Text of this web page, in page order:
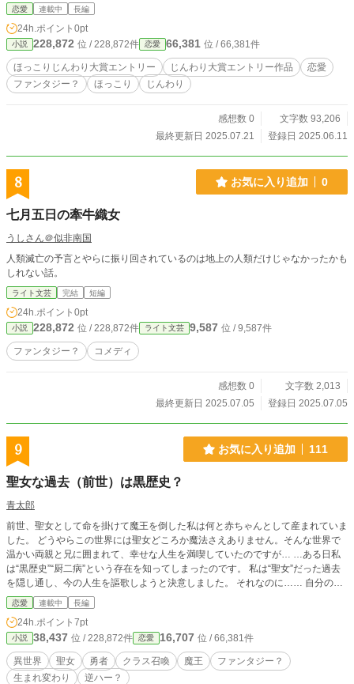
り無数の世界が終わりを迎えようとしている。 神使の二人は
カタラレヌ・クロニクル 急ノ章 ｜終末論《エスカトロジ
ー》編 あなたは今、終わりの始まりを目の当たりにする───
───。
恋愛 連載中 長編
24h.ポイント 0pt
小説 228,872 位 / 228,872件 恋愛 66,381 位 / 66,381件
ほっこりじんわり大賞エントリー じんわり大賞エントリー作品
恋愛
ファンタジー？
ほっこり じんわり
感想数 0
文字数 93,206
最終更新日 2025.07.21
登録日 2025.06.11
8 お気に入り追加 0
七月五日の牽牛織女
うしさん＠似非南国
人類滅亡の予言とやらに振り回されているのは地上の人類だけじゃなかったかも
しれない話。
ライト文芸 完結 短編
24h.ポイント 0pt
小説 228,872 位 / 228,872件 ライト文芸 9,587 位 / 9,587件
ファンタジー？ コメディ
感想数 0
文字数 2,013
最終更新日 2025.07.05
登録日 2025.07.05
9 お気に入り追加 111
聖女な過去（前世）は黒歴史？
青太郎
前世、聖女として命を掛けて魔王を倒した私は何と赤ちゃんとして産まれていま
した。 どうやらこの世界には聖女どころか魔法さえありません。そんな世界で
温かい両親と兄に囲まれて、幸せな人生を満喫していたのですが… …ある日私
は“黒歴史”“厨二病”という存在を知ってしまったのです。 私は“聖女”だった過去
を隠し通し、今の人生を謳歌しようと決意しました。 それなのに…… 自分の前
世（聖女）を隠して人生を謳歌しよう思っていた主人公がクラス召喚に巻き込ま
れる話です。 思い付き、コメディ風味（？）の転生モノなので軽い気持ちで読
恋愛 連載中 長編
24h.ポイント 7pt
小説 38,437 位 / 228,872件 恋愛 16,707 位 / 66,381件
異世界 聖女 勇者 クラス召喚 魔王
ファンタジー？
生まれ変わり
逆ハー？